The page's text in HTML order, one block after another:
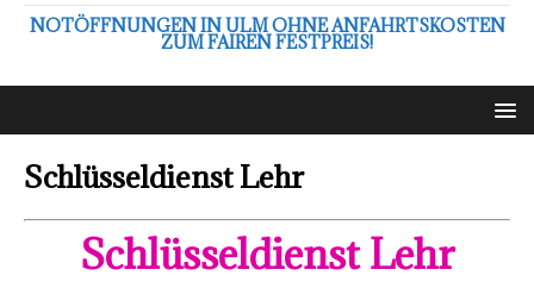
NOTÖFFNUNGEN IN ULM OHNE ANFAHRTSKOSTEN
ZUM FAIREN FESTPREIS!
Schlüsseldienst Lehr
Schlüsseldienst Lehr